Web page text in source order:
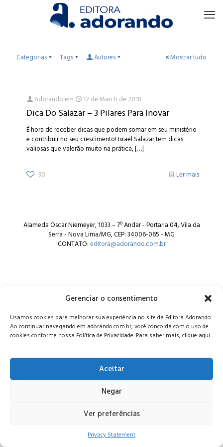
Gerenciar o consentimento
Usamos cookies para melhorar sua experiência no site da Editora Adorando.
Ao continuar navegando em adorando.com.br, você concorda com o uso de
cookies conforme nossa Política de Privacidade. Para saber mais, clique aqui.
Aceitar
Negar
Ver preferências
Privacy Statement
Categorias Tags Autores Mostrar tudo
Adorandoem 12 de March de 2018
Dica Do Salazar – 3 Pilares Para Inovar
É hora de receber dicas que podem somar em seu ministério
e contribuir no seu crescimento! Israel Salazar tem dicas
valiosas que valerão muito na prática,[…]
90 Ler mais
Alameda Oscar Niemeyer, 1033 – 7º Andar - Portaria 04, Vila da
Serra - Nova Lima/MG, CEP: 34006-065 - MG
CONTATO:editora@adorando.com.br
© Editora Adorando 2026. Todos os direitos reservados.
Consulte nossapolítica de privacidade.